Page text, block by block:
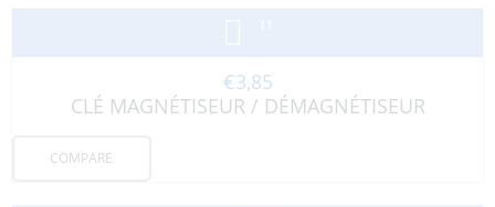
€3,85
CLÉ MAGNÉTISEUR / DÉMAGNÉTISEUR
COMPARE